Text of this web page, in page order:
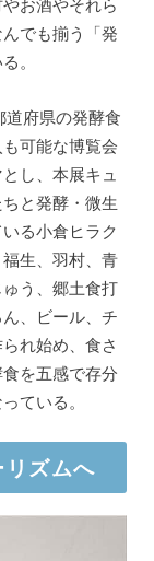
お酒やそれら
でも揃う「発
。
府県の発酵食
可能な博覧会
し、本展キュ
と発酵・微生
る小倉ヒラク
生、羽村、青
う、郷土食打
、ビール、チ
れ始め、食さ
を五感で存分
ている。
ズムへ